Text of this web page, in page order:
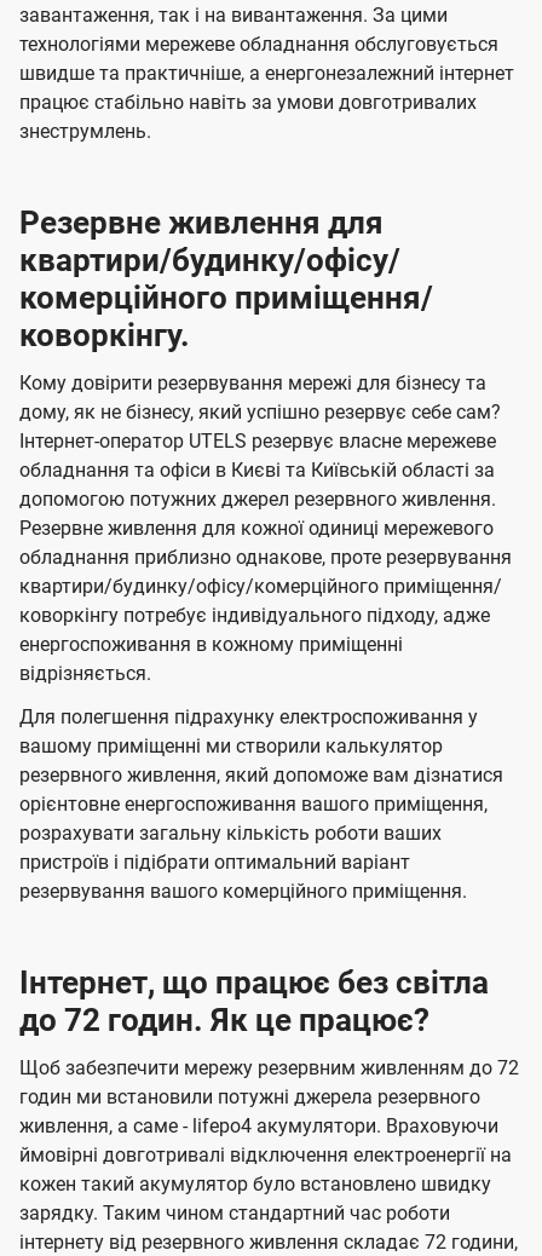
завантаження, так і на вивантаження. За цими
технологіями мережеве обладнання обслуговується
швидше та практичніше, а енергонезалежний інтернет
працює стабільно навіть за умови довготривалих
знеструмлень.
Резервне живлення для
квартири/будинку/офісу/
комерційного приміщення/
коворкінгу.
Кому довірити резервування мережі для бізнесу та
дому, як не бізнесу, який успішно резервує себе сам?
Інтернет-оператор UTELS резервує власне мережеве
обладнання та офіси в Києві та Київській області за
допомогою потужних джерел резервного живлення.
Резервне живлення для кожної одиниці мережевого
обладнання приблизно однакове, проте резервування
квартири/будинку/офісу/комерційного приміщення/
коворкінгу потребує індивідуального підходу, адже
енергоспоживання в кожному приміщенні
відрізняється.
Для полегшення підрахунку електроспоживання у
вашому приміщенні ми створили калькулятор
резервного живлення, який допоможе вам дізнатися
орієнтовне енергоспоживання вашого приміщення,
розрахувати загальну кількість роботи ваших
пристроїв і підібрати оптимальний варіант
резервування вашого комерційного приміщення.
Інтернет, що працює без світла
до 72 годин. Як це працює?
Щоб забезпечити мережу резервним живленням до 72
годин ми встановили потужні джерела резервного
живлення, а саме - lifepo4 акумулятори. Враховуючи
ймовірні довготривалі відключення електроенергії на
кожен такий акумулятор було встановлено швидку
зарядку. Таким чином стандартний час роботи
інтернету від резервного живлення складає 72 години,